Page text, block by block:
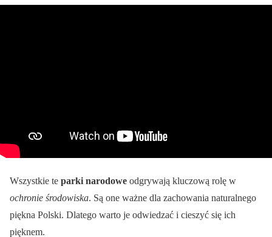
Wszystkie te parki narodowe odgrywają kluczową rolę w
ochronie środowiska. Są one ważne dla zachowania naturalnego
piękna Polski. Dlatego warto je odwiedzać i cieszyć się ich
pięknem.